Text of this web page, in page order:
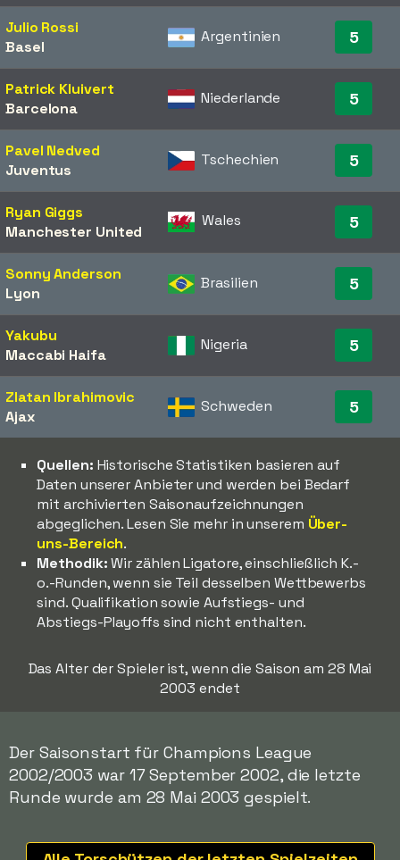
Julio Rossi
Basel
Argentinien 5
Patrick Kluivert
Barcelona
Niederlande 5
Pavel Nedved
Juventus
Tschechien 5
Ryan Giggs
Manchester United
Wales 5
Sonny Anderson
Lyon
Brasilien 5
Yakubu
Maccabi Haifa
Nigeria 5
Zlatan Ibrahimovic
Ajax
Schweden 5
Quellen: Historische Statistiken basieren auf
Daten unserer Anbieter und werden bei Bedarf
mit archivierten Saisonaufzeichnungen
abgeglichen. Lesen Sie mehr in unserem Über-
uns-Bereich.
Methodik:Wir zählen Ligatore, einschließlich K.-
o.-Runden, wenn sie Teil desselben Wettbewerbs
sind. Qualifikation sowie Aufstiegs- und
Abstiegs-Playoffs sind nicht enthalten.
Das Alter der Spieler ist, wenn die Saison am 28 Mai
2003 endet
Der Saisonstart für Champions League
2002/2003 war 17 September 2002, die letzte
Runde wurde am 28 Mai 2003 gespielt.